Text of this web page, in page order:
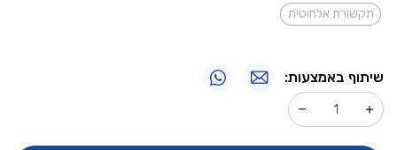
תקשורת אלחוטית
שיתוף באמצעות: